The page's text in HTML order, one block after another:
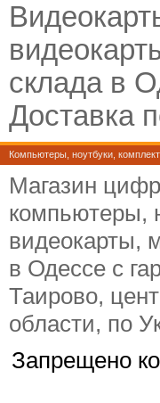
склада в
Доставка
Компьютеры, ноутбуки,
Магазин
компьютеры,
видеокарты,
в Одессе с
Таирово,
области, по
Запрещено